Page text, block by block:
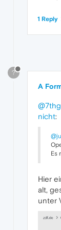
1 Reply
?
A
nicht:
Es
Hier
alt,
unter